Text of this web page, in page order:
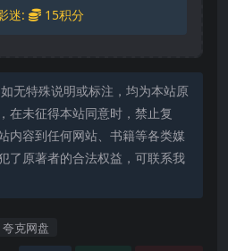
迷:
15积分
无特殊说明或标注，均为本站原
在未征得本站同意时，禁止复
内容到任何网站、书籍等各类媒
了原著者的合法权益，可联系我
夸克网盘